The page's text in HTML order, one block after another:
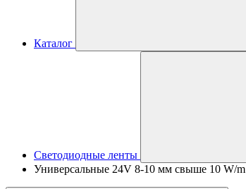
Каталог
Светодиодные ленты
Универсальные 24V 8-10 мм свыше 10 W/m